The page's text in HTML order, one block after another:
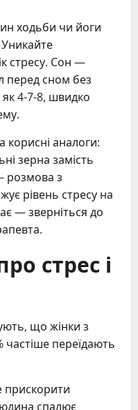
ходьби чи йоги
стресу. Сон —
перед сном без
як 4-7-8, швидко
корисні аналоги:
зерна замість
розмова з
рівень стресу на
— зверніться до
стрес і
що жінки з
переїдають
прискорити
спалює